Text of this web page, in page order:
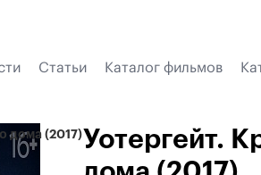
Статьи Каталог фильмов
дома (2017)Уотергейт.